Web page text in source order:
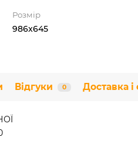
Розмір
986x645
Відгуки 0 Доставка і